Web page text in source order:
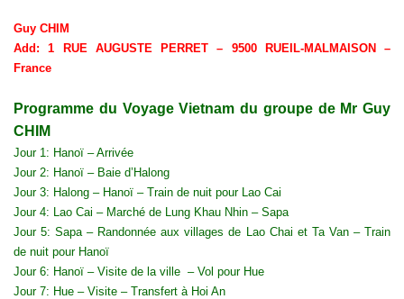
Guy CHIM
Add: 1 RUE AUGUSTE PERRET – 9500 RUEIL-MALMAISON –
France
Programme du Voyage Vietnam du groupe de Mr Guy
CHIM
Jour 1: Hanoï – Arrivée
Jour 2: Hanoï – Baie d’Halong
Jour 3: Halong – Hanoï – Train de nuit pour Lao Cai
Jour 4: Lao Cai – Marché de Lung Khau Nhin – Sapa
Jour 5: Sapa – Randonnée aux villages de Lao Chai et Ta Van – Train
de nuit pour Hanoï
Jour 6: Hanoï – Visite de la ville – Vol pour Hue
Jour 7: Hue – Visite – Transfert à Hoi An